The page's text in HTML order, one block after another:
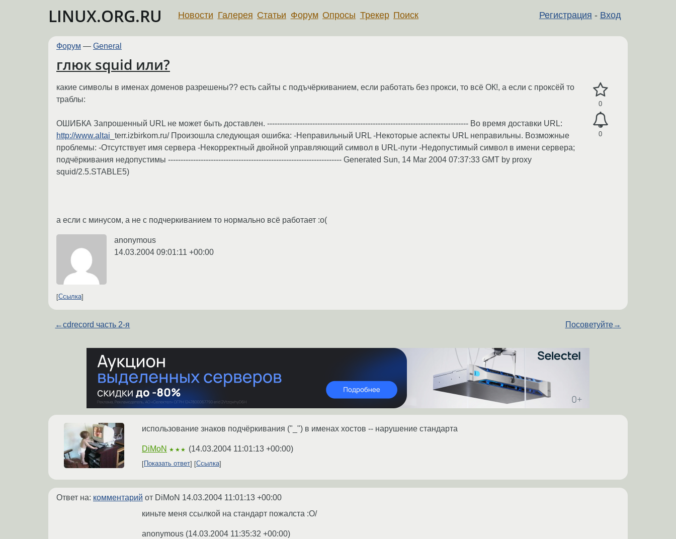
LINUX.ORG.RU Регистрация - Вход
Новости Галерея Статьи Форум Опросы Трекер Поиск
Форум — General
глюк squid или?
0
0
какие символы в именах доменов разрешены?? есть сайты с подъчёркиванием, если работать без прокси, то всё ОК!, а если с проксёй то
траблы:
ОШИБКА Запрошенный URL не может быть доставлен. -------------------------------------------------------------------------------- Во время доставки URL:
http://www.altai _terr.izbirkom.ru/ Произошла следующая ошибка: -Неправильный URL -Некоторые аспекты URL неправильны. Возможные
проблемы: -Отсутствует имя сервера -Некорректный двойной управляющий символ в URL-пути -Недопустимый символ в имени сервера;
подчёркивания недопустимы --------------------------------------------------------------------- Generated Sun, 14 Mar 2004 07:37:33 GMT by proxy
squid/2.5.STABLE5)
а если с минусом, а не с подчеркиванием то нормально всё работает :о(
anonymous
14.03.2004 09:01:11 +00:00
Ссылка
←cdrecord часть 2-я Посоветуйте→
использование знаков подчёркивания ("_") в именах хостов -- нарушение стандарта
DiMoN ★★★ (14.03.2004 11:01:13 +00:00)
Показать ответ Ссылка
Ответ на: комментарий от DiMoN 14.03.2004 11:01:13 +00:00
киньте меня ссылкой на стандарт пожалста :О/
anonymous (14.03.2004 11:35:32 +00:00)